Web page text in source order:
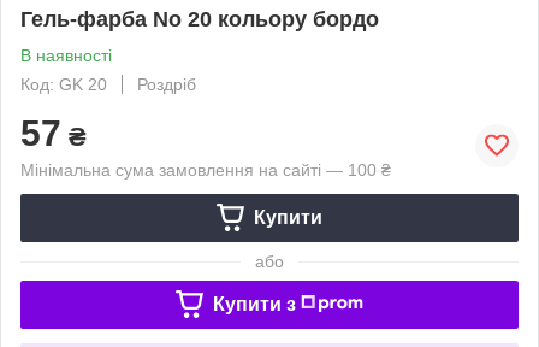
Гель-фарба No 20 кольору бордо
В наявності
Код: GK 20
Роздріб
57 ₴
Мінімальна сума замовлення на сайті — 100 ₴
Купити
або
Купити з